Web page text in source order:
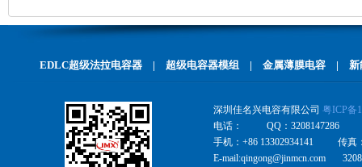
48V165F
EDLC超级法拉电容器 | 超级电容器模组 | 金属薄膜电容 | 新
深圳佳名兴电容有限公司 粤ICP备
电话： QQ：3208147286
手机：+86 13302934141 传真
E-mail:qingong@jinmcn.com